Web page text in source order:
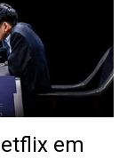
em